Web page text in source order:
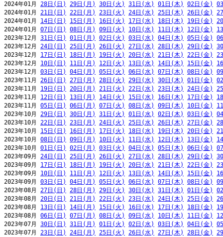
2024年01月 28日(日) 29日(月) 30日(火) 31日(水) 01日(木) 02日(金)
2024年01月 21日(日) 22日(月) 23日(火) 24日(水) 25日(木) 26日(金)
2024年01月 14日(日) 15日(月) 16日(火) 17日(水) 18日(木) 19日(金)
2024年01月 07日(日) 08日(月) 09日(火) 10日(水) 11日(木) 12日(金)
2023年12月 31日(日) 01日(月) 02日(火) 03日(水) 04日(木) 05日(金)
2023年12月 24日(日) 25日(月) 26日(火) 27日(水) 28日(木) 29日(金)
2023年12月 17日(日) 18日(月) 19日(火) 20日(水) 21日(木) 22日(金)
2023年12月 10日(日) 11日(月) 12日(火) 13日(水) 14日(木) 15日(金)
2023年12月 03日(日) 04日(月) 05日(火) 06日(水) 07日(木) 08日(金)
2023年11月 26日(日) 27日(月) 28日(火) 29日(水) 30日(木) 01日(金)
2023年11月 19日(日) 20日(月) 21日(火) 22日(水) 23日(木) 24日(金)
2023年11月 12日(日) 13日(月) 14日(火) 15日(水) 16日(木) 17日(金)
2023年11月 05日(日) 06日(月) 07日(火) 08日(水) 09日(木) 10日(金)
2023年10月 29日(日) 30日(月) 31日(火) 01日(水) 02日(木) 03日(金)
2023年10月 22日(日) 23日(月) 24日(火) 25日(水) 26日(木) 27日(金)
2023年10月 15日(日) 16日(月) 17日(火) 18日(水) 19日(木) 20日(金)
2023年10月 08日(日) 09日(月) 10日(火) 11日(水) 12日(木) 13日(金)
2023年10月 01日(日) 02日(月) 03日(火) 04日(水) 05日(木) 06日(金)
2023年09月 24日(日) 25日(月) 26日(火) 27日(水) 28日(木) 29日(金)
2023年09月 17日(日) 18日(月) 19日(火) 20日(水) 21日(木) 22日(金)
2023年09月 10日(日) 11日(月) 12日(火) 13日(水) 14日(木) 15日(金)
2023年09月 03日(日) 04日(月) 05日(火) 06日(水) 07日(木) 08日(金)
2023年08月 27日(日) 28日(月) 29日(火) 30日(水) 31日(木) 01日(金)
2023年08月 20日(日) 21日(月) 22日(火) 23日(水) 24日(木) 25日(金)
2023年08月 13日(日) 14日(月) 15日(火) 16日(水) 17日(木) 18日(金)
2023年08月 06日(日) 07日(月) 08日(火) 09日(水) 10日(木) 11日(金)
2023年07月 30日(日) 31日(月) 01日(火) 02日(水) 03日(木) 04日(金)
2023年07月 23日(日) 24日(月) 25日(火) 26日(水) 27日(木) 28日(金)